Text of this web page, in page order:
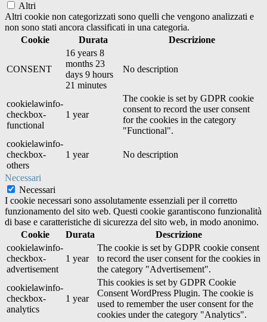
Altri
Altri cookie non categorizzati sono quelli che vengono analizzati e
non sono stati ancora classificati in una categoria.
Cookie
Durata Descrizione
CONSENT
16 years 8
months 23
days 9 hours
21 minutes
No description
cookielawinfo-
checkbox-
functional
1 year
The cookie is set by GDPR cookie
consent to record the user consent
for the cookies in the category
"Functional".
cookielawinfo-
checkbox-
others
1 year No description
Necessari
Necessari
I cookie necessari sono assolutamente essenziali per il corretto
funzionamento del sito web. Questi cookie garantiscono funzionalità
di base e caratteristiche di sicurezza del sito web, in modo anonimo.
Cookie
Durata
Descrizione
cookielawinfo-
checkbox-
advertisement
1 year
The cookie is set by GDPR cookie consent
to record the user consent for the cookies in
the category "Advertisement".
cookielawinfo-
checkbox-
analytics
1 year
This cookies is set by GDPR Cookie
Consent WordPress Plugin. The cookie is
used to remember the user consent for the
cookies under the category "Analytics".